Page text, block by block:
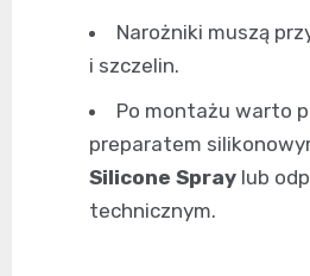
Narożniki muszą
i szczelin.
Po montażu warto
preparatem
Silicone Spray lub
technicznym.